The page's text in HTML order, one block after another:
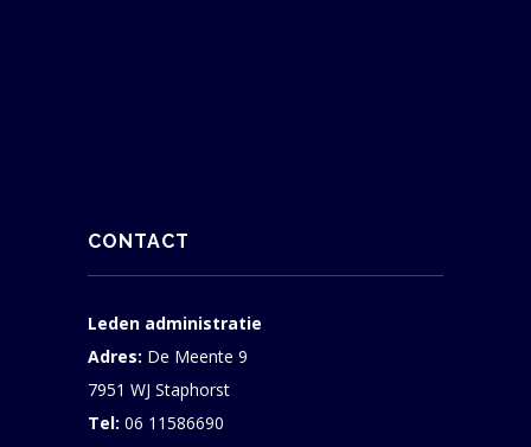
CONTACT
Leden administratie
Adres: De Meente 9
7951 WJ Staphorst
Tel: 06 11586690